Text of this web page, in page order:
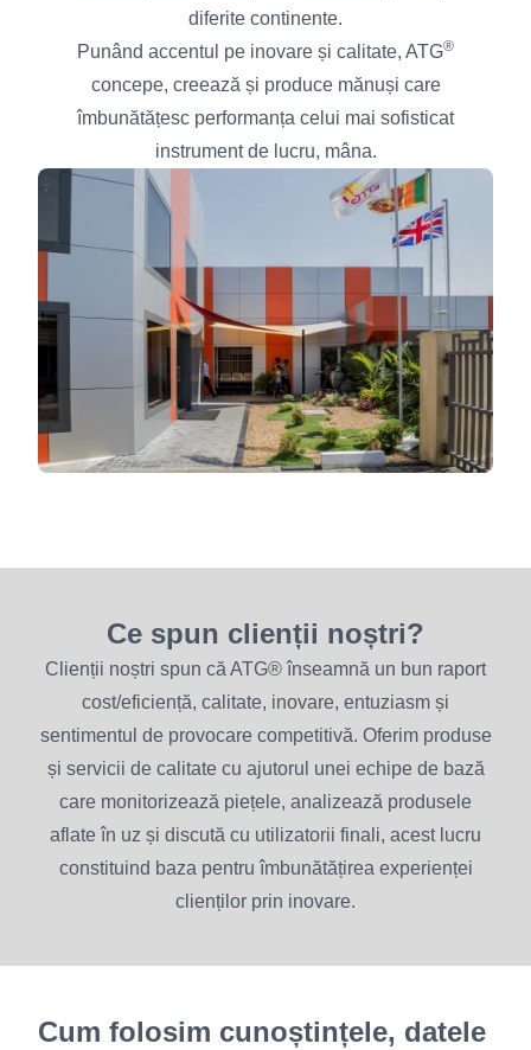
diferite continente.
Punând accentul pe inovare și calitate, ATG®
concepe, creează și produce mănuși care
îmbunătățesc performanța celui mai sofisticat
instrument de lucru, mâna.
Ce spun clienții noștri?
Clienții noștri spun că ATG® înseamnă un bun raport
cost/eficiență, calitate, inovare, entuziasm și
sentimentul de provocare competitivă. Oferim produse
și servicii de calitate cu ajutorul unei echipe de bază
care monitorizează piețele, analizează produsele
aflate în uz și discută cu utilizatorii finali, acest lucru
constituind baza pentru îmbunătățirea experienței
clienților prin inovare.
Cum folosim cunoștințele, datele